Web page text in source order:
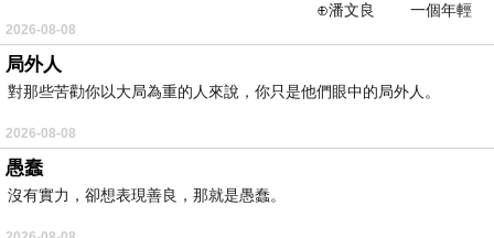
以下是 名古屋Leopalace飯店 (Hotel Leopalace
Nagoya) 的介紹 如果也跟我一樣喜歡不妨看看
PS.若您家裡有0~4歲的小朋友，
⊕潘文良 一個年輕
的墨客，在京城的古玩肆裡
2026-08-08
局外人
對那些苦勸你以大局為重的人來說，你只是他們眼中的局外人。
2026-08-08
愚蠢
沒有實力，卻想表現善良，那就是愚蠢。